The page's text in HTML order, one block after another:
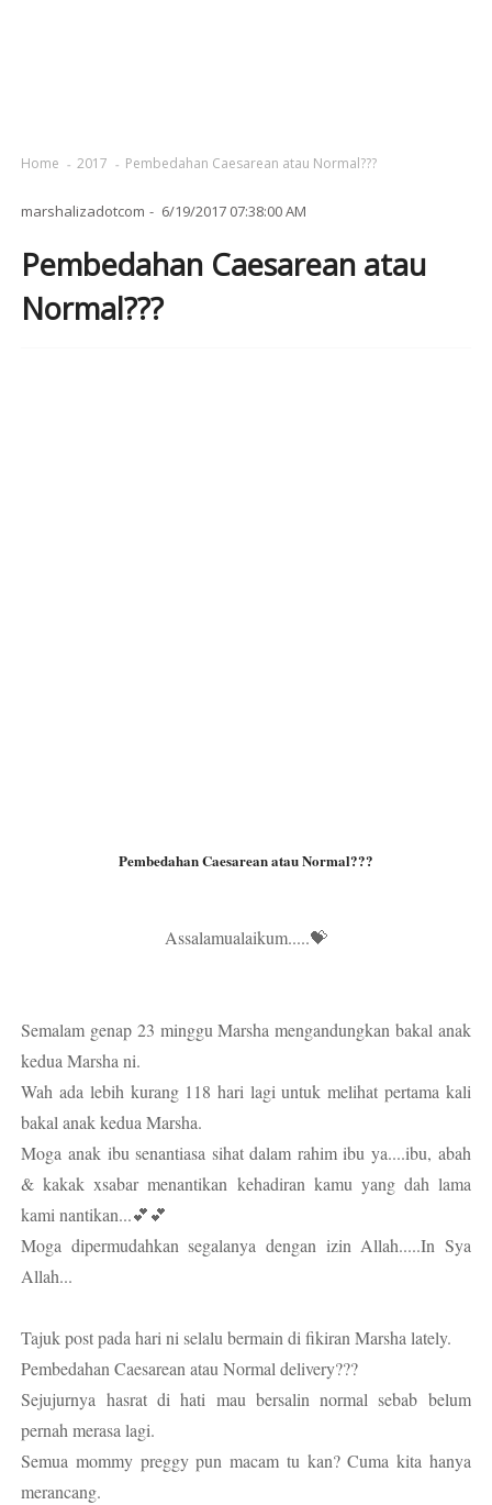
Home 2017 Pembedahan Caesarean atau Normal???
marshalizadotcom 6/19/2017 07:38:00 AM
Pembedahan Caesarean atau
Normal???
Pembedahan Caesarean atau Normal???
Assalamualaikum.....💝
Semalam genap 23 minggu Marsha mengandungkan bakal anak
kedua Marsha ni.
Wah ada lebih kurang 118 hari lagi untuk melihat pertama kali
bakal anak kedua Marsha.
Moga anak ibu senantiasa sihat dalam rahim ibu ya....ibu, abah
& kakak xsabar menantikan kehadiran kamu yang dah lama
kami nantikan...💕💕
Moga dipermudahkan segalanya dengan izin Allah.....In Sya
Allah...
Tajuk post pada hari ni selalu bermain di fikiran Marsha lately.
Pembedahan Caesarean atau Normal delivery???
Sejujurnya hasrat di hati mau bersalin normal sebab belum
pernah merasa lagi.
Semua mommy preggy pun macam tu kan? Cuma kita hanya
merancang.